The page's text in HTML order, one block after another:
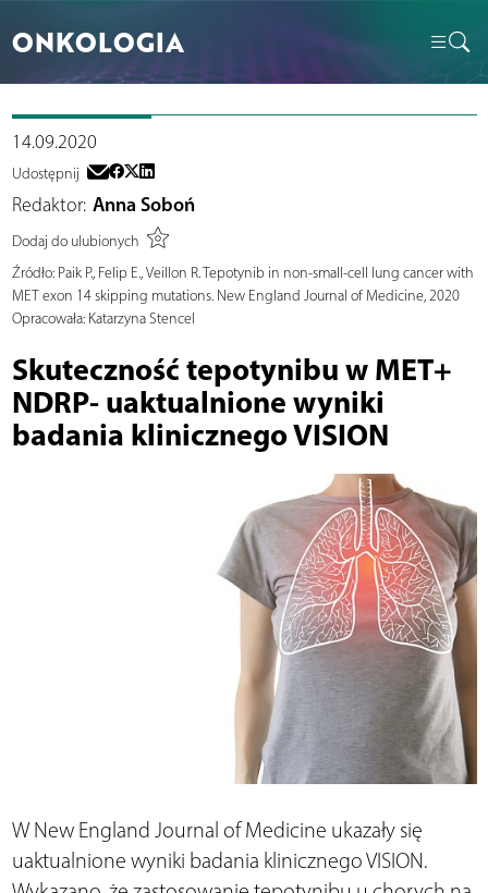
ONKOLOGIA
14.09.2020
Udostępnij
Redaktor: Anna Soboń
Dodaj do ulubionych
Źródło:Paik P., Felip E., Veillon R. Tepotynib in non-small-cell lung cancer with
MET exon 14 skipping mutations. New England Journal of Medicine, 2020
Opracowała: Katarzyna Stencel
Skuteczność tepotynibu w MET+
NDRP- uaktualnione wyniki
badania klinicznego VISION
W New England Journal of Medicine ukazały się
uaktualnione wyniki badania klinicznego VISION.